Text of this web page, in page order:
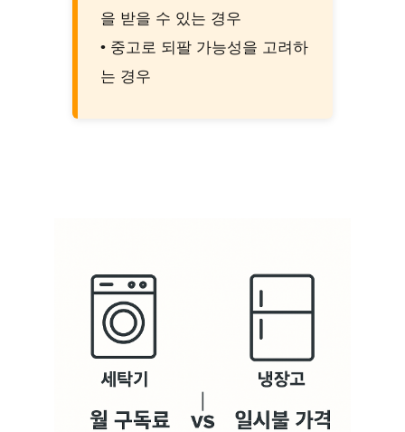
을 받을 수 있는 경우
• 중고로 되팔 가능성을 고려하
는 경우